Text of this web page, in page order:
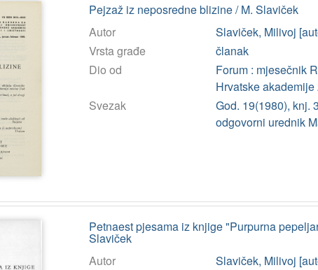
Pejzaž iz neposredne blizine / M. Slaviček
Autor
Slaviček, Milivoj
Vrsta građe
članak
Dio od
Forum : mjesečnik
Hrvatske
Svezak
God. 19(1980), knj.
odgovorni urednik
Petnaest pjesama iz knjige "Purpurna
Slaviček
Autor
Slaviček, Milivoj